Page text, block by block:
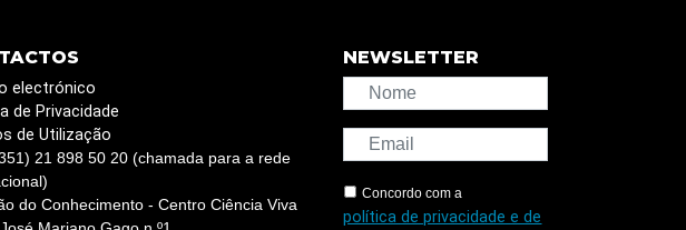
electrónico
de Privacidade
de Utilização
21 898 50 20 (chamada para a rede
do Conhecimento - Centro Ciência Viva
NEWSLETTER
Concordo com a
política de privacidade e de